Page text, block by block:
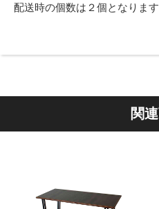
配送時の個数は２個となります
関